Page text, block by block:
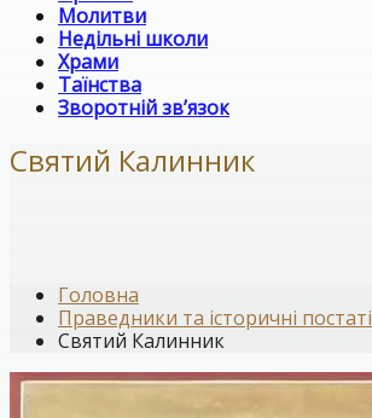
Молитви
Недільні школи
Храми
Таїнства
Зворотній зв’язок
Святий Калинник
Головна
Праведники та історичні постаті
Святий Калинник